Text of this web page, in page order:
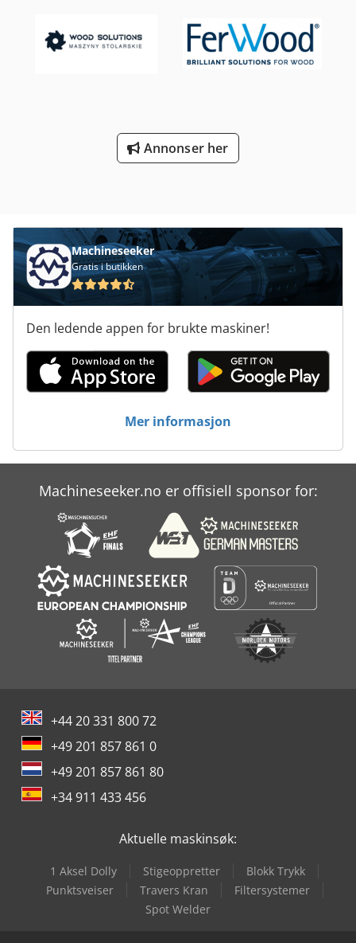
Annonser her
Machineseeker
Gratis i butikken
Den ledende appen for brukte maskiner!
Mer informasjon
Machineseeker.no er offisiell sponsor for:
+44 20 331 800 72
+49 201 857 861 0
+49 201 857 861 80
+34 911 433 456
Aktuelle maskinsøk:
1 Aksel Dolly Stigeoppretter
Blokk Trykk
Punktsveiser
Travers Kran
Filtersystemer
Spot Welder